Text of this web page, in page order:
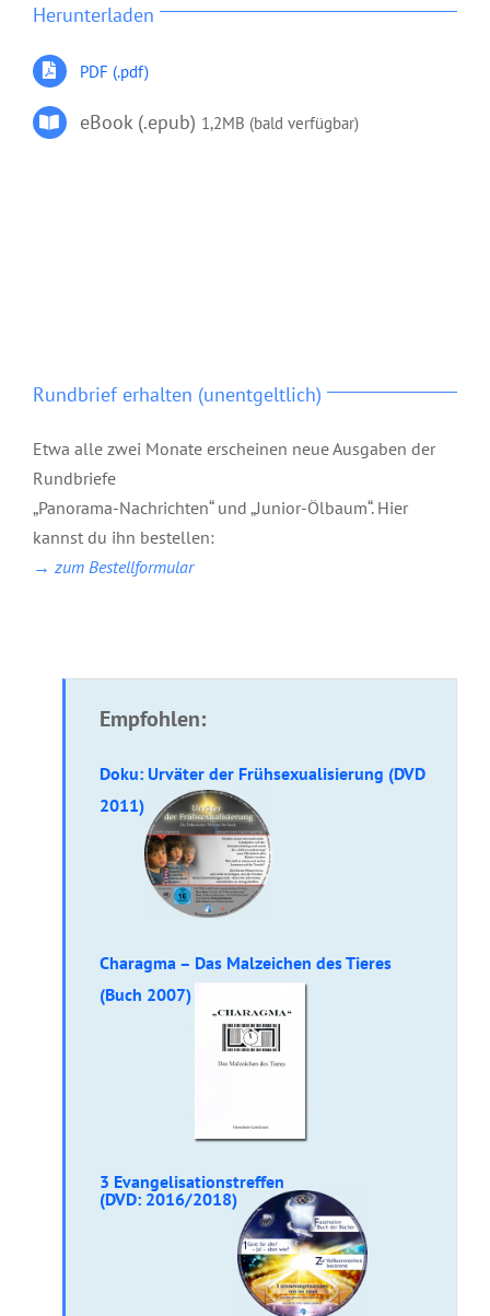
Herunterladen
PDF (.pdf)
eBook (.epub) 1,2MB (bald verfügbar)
Rundbrief erhalten (unentgeltlich)
Etwa alle zwei Monate erscheinen neue Ausgaben der
Rundbriefe
„Panorama-Nachrichten“ und „Junior-Ölbaum“. Hier
kannst du ihn bestellen:
→ zum Bestellformular
Empfohlen:
Doku: Urväter der Frühsexualisierung (DVD
2011)
Charagma – Das Malzeichen des Tieres
(Buch 2007)
3 Evangelisationstreffen
(DVD: 2016/2018)